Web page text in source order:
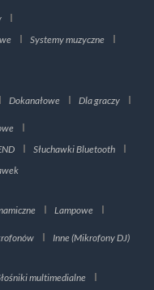
Systemy muzyczne
Dokanałowe Dla graczy
Słuchawki Bluetooth
Lampowe
Inne (Mikrofony DJ)
multimedialne